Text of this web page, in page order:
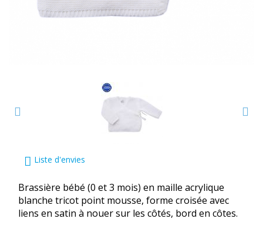
Liste d'envies
Brassière bébé (0 et 3 mois) en maille acrylique
blanche tricot point mousse, forme croisée avec
liens en satin à nouer sur les côtés, bord en côtes.